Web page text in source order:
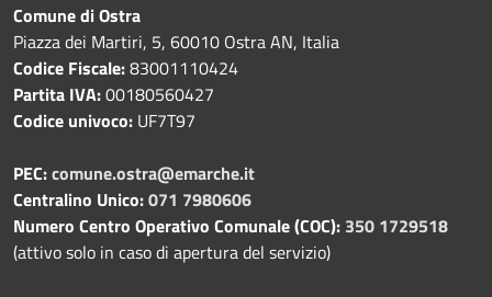
Comune di Ostra
Piazza dei Martiri, 5, 60010 Ostra AN, Italia
Codice Fiscale:83001110424
Partita IVA:00180560427
Codice univoco: UF7T97
PEC:comune.ostra@emarche.it
Centralino Unico:071 7980606
Numero Centro Operativo Comunale (COC): 350 1729518
(attivo solo in caso di apertura del servizio)